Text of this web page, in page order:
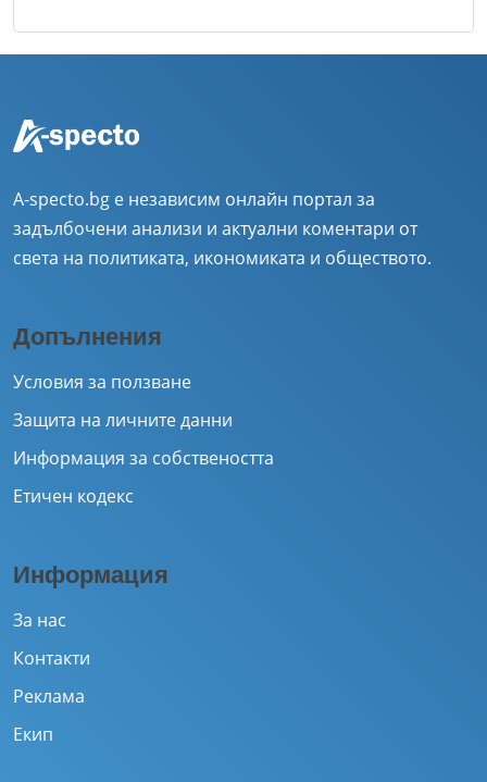
A-specto.bg е независим онлайн портал за
задълбочени анализи и актуални коментари от
света на политиката, икономиката и обществото.
Допълнения
Условия за ползване
Защита на личните данни
Информация за собствеността
Етичен кодекс
Информация
За нас
Контакти
Реклама
Екип